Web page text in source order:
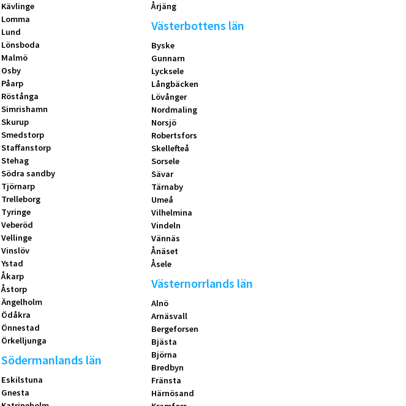
Kävlinge
Lomma
Lund
Lönsboda
Malmö
Osby
Påarp
Röstånga
Simrishamn
Skurup
Smedstorp
Staffanstorp
Stehag
Södra sandby
Tjörnarp
Trelleborg
Tyringe
Veberöd
Vellinge
Vinslöv
Ystad
Åkarp
Åstorp
Ängelholm
Ödåkra
Önnestad
Örkelljunga
Södermanlands län
Eskilstuna
Gnesta
Årjäng
Västerbottens län
Byske
Gunnarn
Lycksele
Långbäcken
Lövånger
Nordmaling
Norsjö
Robertsfors
Skellefteå
Sorsele
Sävar
Tärnaby
Umeå
Vilhelmina
Vindeln
Vännäs
Ånäset
Åsele
Västernorrlands län
Alnö
Arnäsvall
Bergeforsen
Bjästa
Björna
Bredbyn
Fränsta
Härnösand